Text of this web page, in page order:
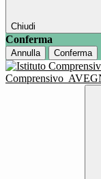
Chiudi
Conferma
Annulla Conferma
Comprensivo